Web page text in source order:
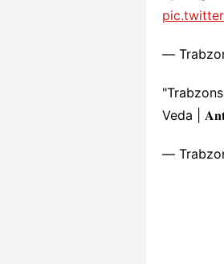
—
Veda |
—